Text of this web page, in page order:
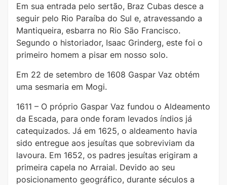
Em sua entrada pelo sertão, Braz Cubas desce a
seguir pelo Rio Paraíba do Sul e, atravessando a
Mantiqueira, esbarra no Rio São Francisco.
Segundo o historiador, Isaac Grinderg, este foi o
primeiro homem a pisar em nosso solo.
Em 22 de setembro de 1608 Gaspar Vaz obtém
uma sesmaria em Mogi.
1611 – O próprio Gaspar Vaz fundou o Aldeamento
da Escada, para onde foram levados índios já
catequizados. Já em 1625, o aldeamento havia
sido entregue aos jesuítas que sobreviviam da
lavoura. Em 1652, os padres jesuítas erigiram a
primeira capela no Arraial. Devido ao seu
posicionamento geográfico, durante séculos a